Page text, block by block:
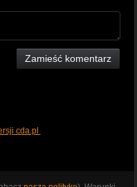
Zamieść komentarz
cda.pl